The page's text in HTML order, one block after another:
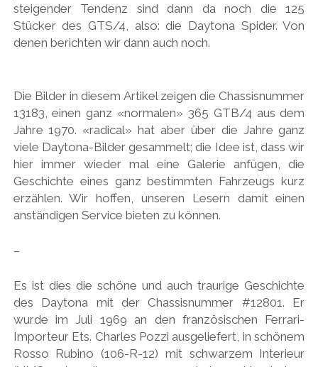
steigender Tendenz sind dann da noch die 125
Stücker des GTS/4, also: die Daytona Spider. Von
denen berichten wir dann auch noch.
Die Bilder in diesem Artikel zeigen die Chassisnummer
13183, einen ganz «normalen» 365 GTB/4 aus dem
Jahre 1970. «radical» hat aber über die Jahre ganz
viele Daytona-Bilder gesammelt; die Idee ist, dass wir
hier immer wieder mal eine Galerie anfügen, die
Geschichte eines ganz bestimmten Fahrzeugs kurz
erzählen. Wir hoffen, unseren Lesern damit einen
anständigen Service bieten zu können.
–
Es ist dies die schöne und auch traurige Geschichte
des Daytona mit der Chassisnummer #12801. Er
wurde im Juli 1969 an den französischen Ferrari-
Importeur Ets. Charles Pozzi ausgeliefert, in schönem
Rosso Rubino (106-R-12) mit schwarzem Interieur